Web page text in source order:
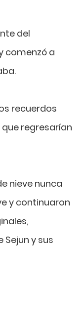
del
comenzó a
recuerdos
regresarían
nieve nunca
y continuaron
y sus